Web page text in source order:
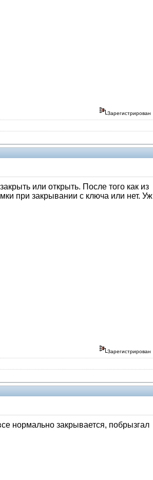
Зарегистрирован
или открыть. После того как из
при закрывании с ключа или нет. Уж
Зарегистрирован
нормально закрывается, побрызгал